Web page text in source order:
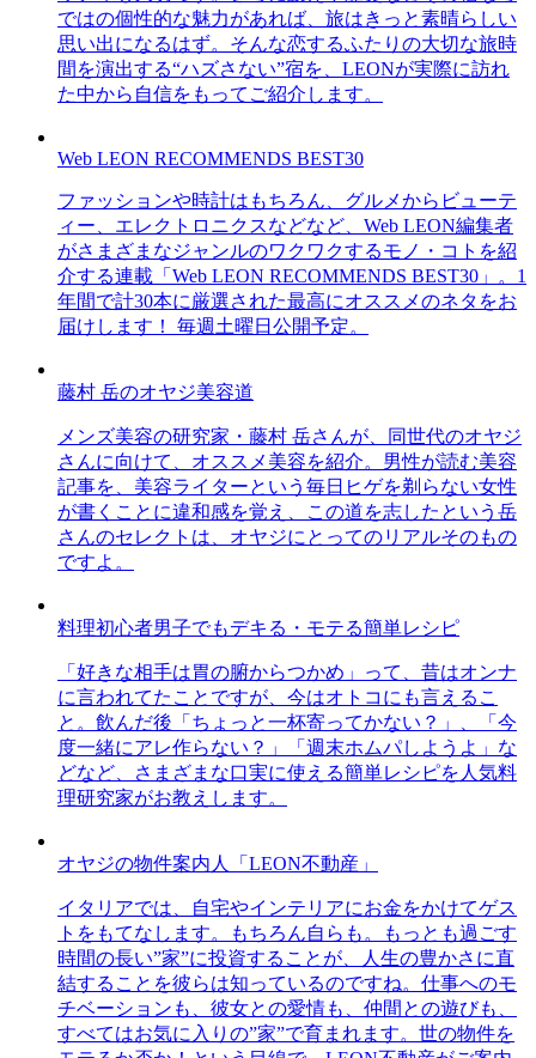
ではの個性的な魅力があれば、旅はきっと素晴らしい
思い出になるはず。そんな恋するふたりの大切な旅時
間を演出する“ハズさない”宿を、LEONが実際に訪れ
た中から自信をもってご紹介します。
Web LEON RECOMMENDS BEST30
ファッションや時計はもちろん、グルメからビューテ
ィー、エレクトロニクスなどなど、Web LEON編集者
がさまざまなジャンルのワクワクするモノ・コトを紹
介する連載「Web LEON RECOMMENDS BEST30」。1
年間で計30本に厳選された最高にオススメのネタをお
届けします！ 毎週土曜日公開予定。
藤村 岳のオヤジ美容道
メンズ美容の研究家・藤村 岳さんが、同世代のオヤジ
さんに向けて、オススメ美容を紹介。男性が読む美容
記事を、美容ライターという毎日ヒゲを剃らない女性
が書くことに違和感を覚え、この道を志したという岳
さんのセレクトは、オヤジにとってのリアルそのもの
ですよ。
料理初心者男子でもデキる・モテる簡単レシピ
「好きな相手は胃の腑からつかめ」って、昔はオンナ
に言われてたことですが、今はオトコにも言えるこ
と。飲んだ後「ちょっと一杯寄ってかない？」、「今
度一緒にアレ作らない？」「週末ホムパしようよ」な
どなど、さまざまな口実に使える簡単レシピを人気料
理研究家がお教えします。
オヤジの物件案内人「LEON不動産」
イタリアでは、自宅やインテリアにお金をかけてゲス
トをもてなします。もちろん自らも。もっとも過ごす
時間の長い”家”に投資することが、人生の豊かさに直
結することを彼らは知っているのですね。仕事へのモ
チベーションも、彼女との愛情も、仲間との遊びも、
すべてはお気に入りの”家”で育まれます。世の物件を